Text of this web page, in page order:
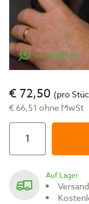
vergrößern
€ 72,50 (pro
€ 66,51 ohne MwSt
Auf Lager